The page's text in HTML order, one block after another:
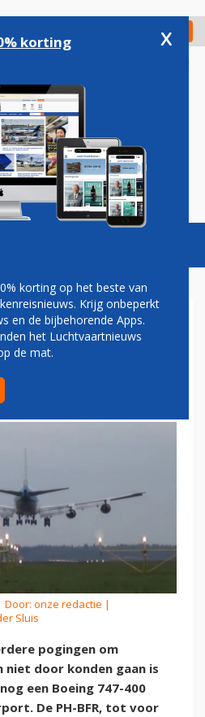
Check in
Vacatures
KLM-JUMBO
Door: onze redactie |
Sluis
pogingen om
niet door konden gaan is
een Boeing 747-400
De PH-BFR, tot voor
korting x
korting op het beste van
Krijg onbeperkt
en de bijbehorende Apps.
het Luchtvaartnieuws
de mat.